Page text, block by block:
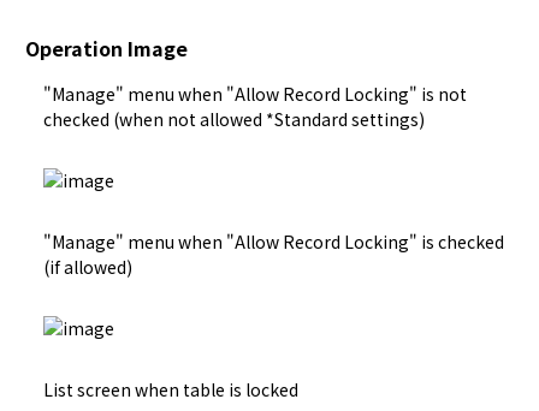
Operation Image
"Manage" menu when "Allow Record Locking" is not
checked (when not allowed *Standard settings)
"Manage" menu when "Allow Record Locking" is checked
(if allowed)
List screen when table is locked